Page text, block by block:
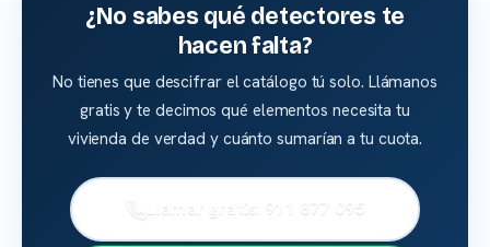
¿No sabes qué detectores te
hacen falta?
No tienes que descifrar el catálogo tú solo. Llámanos
gratis y te decimos qué elementos necesita tu
vivienda de verdad y cuánto sumarían a tu cuota.
Llamar gratis: 911 877 095